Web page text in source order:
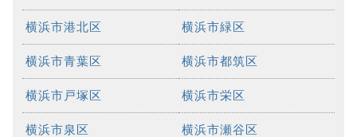
横浜市港北区 横浜市緑区
横浜市青葉区 横浜市都筑区
横浜市戸塚区 横浜市栄区
横浜市泉区 横浜市瀬谷区